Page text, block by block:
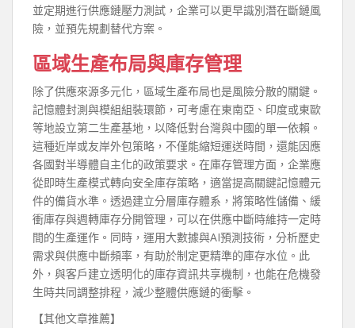
並定期進行供應鏈壓力測試，企業可以更早識別潛在斷鏈風
險，並預先規劃替代方案。
區域生產布局與庫存管理
除了供應來源多元化，區域生產布局也是風險分散的關鍵。
記憶體封測與模組組裝環節，可考慮在東南亞、印度或東歐
等地設立第二生產基地，以降低對台灣與中國的單一依賴。
這種近岸或友岸外包策略，不僅能縮短運送時間，還能因應
各國對半導體自主化的政策要求。在庫存管理方面，企業應
從即時生產模式轉向安全庫存策略，適當提高關鍵記憶體元
件的備貨水準。透過建立分層庫存體系，將策略性儲備、緩
衝庫存與週轉庫存分開管理，可以在供應中斷時維持一定時
間的生產運作。同時，運用大數據與AI預測技術，分析歷史
需求與供應中斷頻率，有助於制定更精準的庫存水位。此
外，與客戶建立透明化的庫存資訊共享機制，也能在危機發
生時共同調整排程，減少整體供應鏈的衝擊。
【其他文章推薦】